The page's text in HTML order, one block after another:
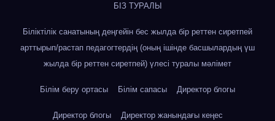
БІЗ ТУРАЛЫ
Біліктілік санатының деңгейін бес жылда бір реттен сиретпей
арттырып/растап педагогтердің (оның ішінде басшылардың үш
жылда бір реттен сиретпей) үлесі туралы мәлімет
Білім беру ортасы Білім сапасы Директор блогы
Директор блогы Директор жанындағы кеңес